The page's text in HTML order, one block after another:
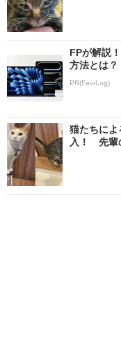
FPが解説
方法とは？
PR(Fav-Log)
猫たちによ
入！ 先輩